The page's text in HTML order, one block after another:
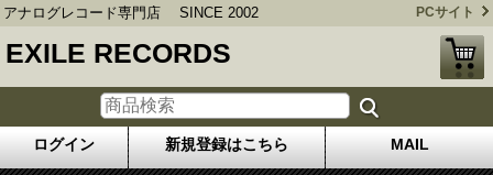
アナログレコード専門店 SINCE 2002 PCサイト
EXILE RECORDS
ログイン 新規登録はこちら MAIL